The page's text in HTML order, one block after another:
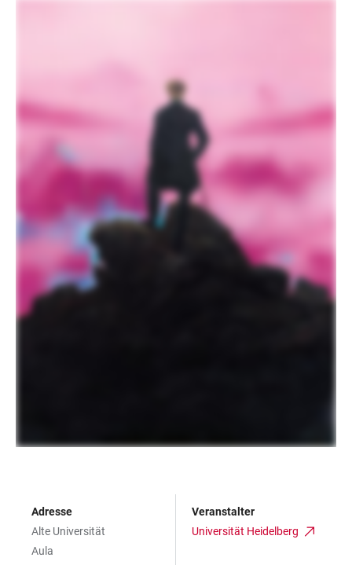
Adresse
Alte Universität
Aula
Veranstalter
Universität Heidelberg